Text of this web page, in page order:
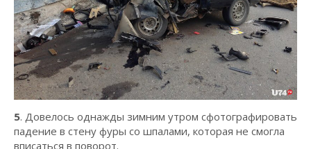
5. Довелось однажды зимним утром сфотографировать
падение в стену фуры со шпалами, которая не смогла
вписаться в поворот.